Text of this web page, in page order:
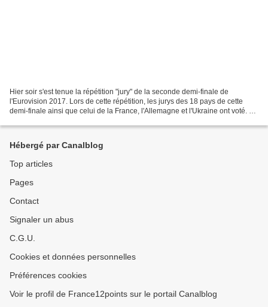
Hier soir s'est tenue la répétition "jury" de la seconde demi-finale de
l'Eurovision 2017. Lors de cette répétition, les jurys des 18 pays de cette
demi-finale ainsi que celui de la France, l'Allemagne et l'Ukraine ont voté. De
Hébergé par Canalblog
Top articles
Pages
Contact
Signaler un abus
C.G.U.
Cookies et données personnelles
Préférences cookies
Voir le profil de France12points sur le portail Canalblog